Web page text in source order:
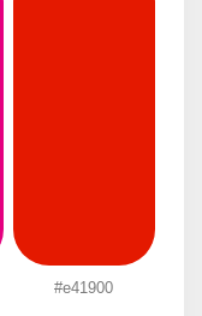
#e41900